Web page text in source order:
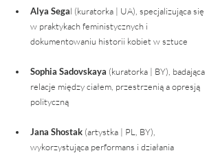
Alya Segal (kuratorka | UA), specjalizująca się
w praktykach feministycznych i
dokumentowaniu historii kobiet w sztuce
Sophia Sadovskaya (kuratorka | BY), badająca
relacje między ciałem, przestrzenią a opresją
polityczną
Jana Shostak (artystka | PL, BY),
wykorzystująca performans i działania